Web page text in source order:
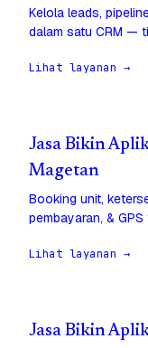
Kelola leads,
dalam satu CRM —
Lihat layanan →
Jasa Bikin
Magetan
Booking unit,
pembayaran, &
Lihat layanan →
Jasa Bikin